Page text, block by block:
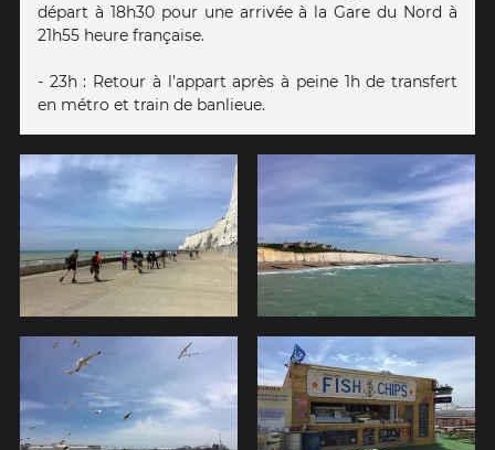
départ à 18h30 pour une arrivée à la Gare du Nord à
21h55 heure française.
- 23h : Retour à l’appart après à peine 1h de transfert
en métro et train de banlieue.